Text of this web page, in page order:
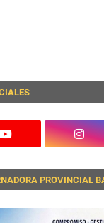
PROVINCIAL